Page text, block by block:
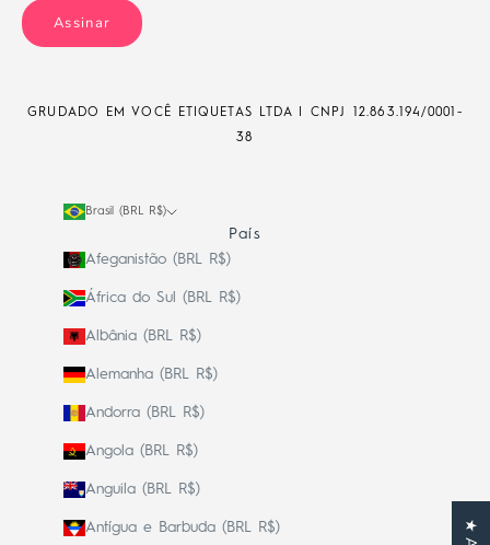
Assinar
GRUDADO EM VOCÊ ETIQUETAS LTDA | CNPJ
12.863.194/0001-
38
Brasil (BRL R$)
País
Afeganistão (BRL R$)
África do Sul (BRL R$)
Albânia (BRL R$)
Alemanha (BRL R$)
Andorra (BRL R$)
Angola (BRL R$)
Anguila (BRL R$)
Antígua e Barbuda (BRL R$)